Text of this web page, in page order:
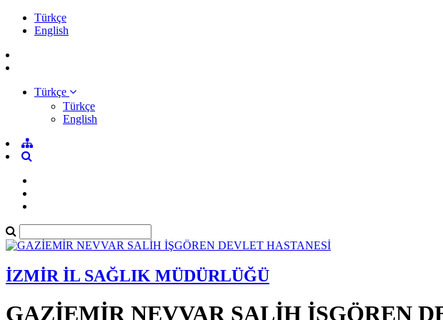
Türkçe
English
Türkçe
Türkçe
English
İZMİR İL SAĞLIK MÜDÜRLÜĞÜ
GAZİEMİR NEVVAR SALİH İŞGÖREN